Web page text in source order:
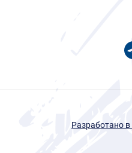
Разработано